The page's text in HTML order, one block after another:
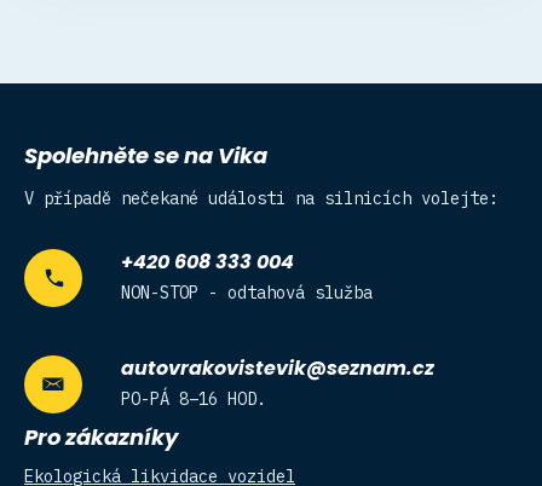
Spolehněte se na Vika
V případě nečekané události na silnicích volejte:
+420 608 333 004
NON-STOP - odtahová služba
autovrakovistevik@seznam.cz
PO-PÁ 8–16 HOD.
Pro zákazníky
Ekologická likvidace vozidel